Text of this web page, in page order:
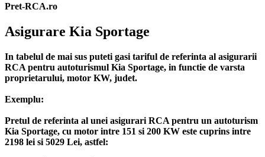
Pret-RCA.ro
Asigurare Kia Sportage
In tabelul de mai sus puteti gasi tariful de referinta al asigurarii
RCA pentru autoturismul Kia Sportage, in functie de varsta
proprietarului, motor KW, judet.
Exemplu:
Pretul de referinta al unei asigurari RCA pentru un autoturism
Kia Sportage, cu motor intre 151 si 200 KW este cuprins intre
2198 lei si 5029 Lei, astfel: